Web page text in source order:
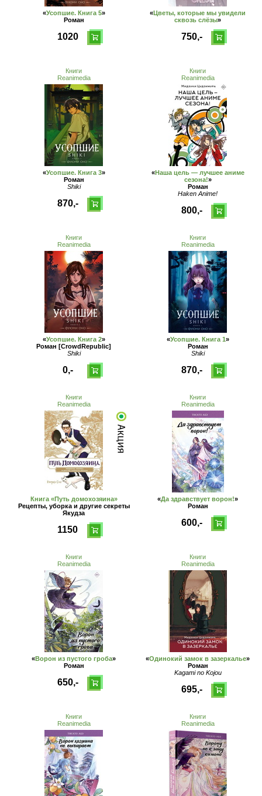
«Усопшие. Книга 5»
Роман
1020
«Цветы, которые мы увидели
сквозь слёзы»
750,-
Книги
Reanimedia
«Усопшие. Книга 3»
Роман
Shiki
870,-
Книги
Reanimedia
«Наша цель — лучшее аниме
сезона!»
Роман
Haken Anime!
800,-
Книги
Reanimedia
«Усопшие. Книга 2»
Роман [CrowdRepublic]
Shiki
0,-
Книги
Reanimedia
«Усопшие. Книга 1»
Роман
Shiki
870,-
Книги
Reanimedia
Книга «Путь домохозяина»
Рецепты, уборка и другие секреты
Якудза
1150
Книги
Reanimedia
«Да здравствует ворон!»
Роман
600,-
Книги
Reanimedia
«Ворон из пустого гроба»
Роман
650,-
Книги
Reanimedia
«Одинокий замок в зазеркалье»
Роман
Kagami no Kojou
695,-
Книги
Reanimedia
Книги
Reanimedia